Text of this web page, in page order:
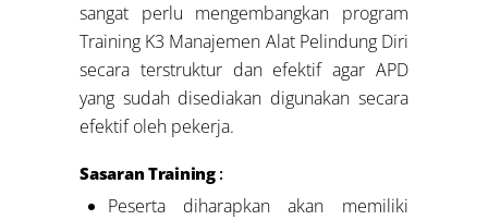
sangat perlu mengembangkan program
Training K3 Manajemen Alat Pelindung Diri
secara terstruktur dan efektif agar APD
yang sudah disediakan digunakan secara
efektif oleh pekerja.
Sasaran Training:
Peserta diharapkan akan memiliki